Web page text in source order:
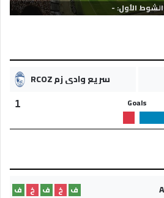
الشوط الأول: -
سريع وادي زم RCOZ
Goals
1
ف خ ف خ
ف